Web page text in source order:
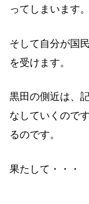
ってしまいます。
そして自分が国
を受けます。
黒田の側近は、
なしていくので
るのです。
果たして・・・